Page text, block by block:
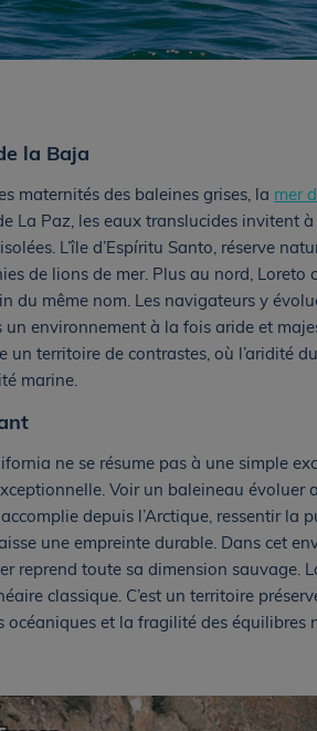
la Baja
maternités des baleines grises, la mer
La Paz, les eaux translucides invitent à
L’île d’Espíritu Santo, réserve
de lions de mer. Plus au nord, Loreto
du même nom. Les navigateurs y
environnement à la fois aride et
territoire de contrastes, où l’aridité
marine.
ne se résume pas à une simple
Voir un baleineau évoluer
depuis l’Arctique, ressentir la
une empreinte durable. Dans cet
reprend toute sa dimension sauvage.
classique. C’est un territoire
et la fragilité des équilibres